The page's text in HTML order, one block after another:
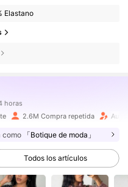
Elastano
horas
2.6M Compra repetida
como 「Botique de moda」
Todos los artículos